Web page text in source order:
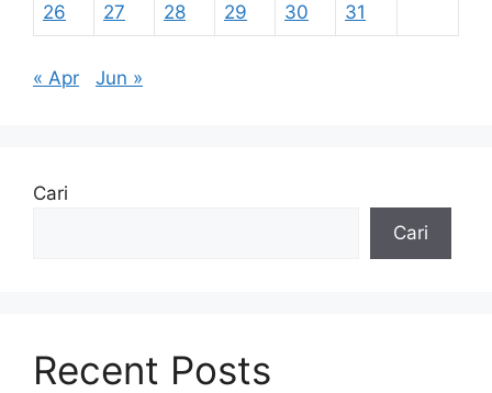
26 27 28 29 30 31
« Apr Jun »
Cari
Cari
Recent Posts